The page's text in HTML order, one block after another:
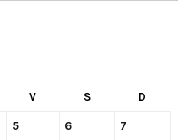
V S D
5 6 7